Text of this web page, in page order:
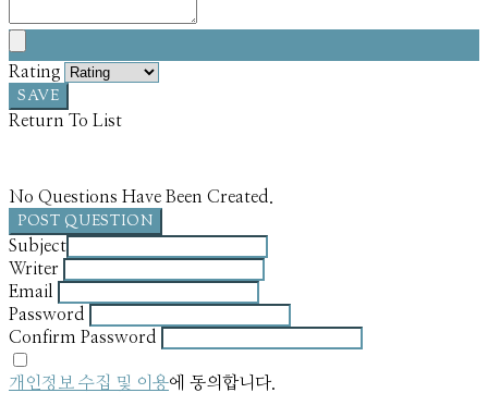
Rating
SAVE
Return To List
No Questions Have Been Created.
POST QUESTION
Subject
Writer
Email
Password
Confirm Password
개인정보 수집 및 이용에 동의합니다.